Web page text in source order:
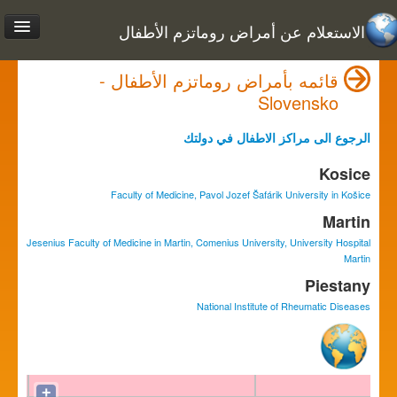
الاستعلام عن أمراض روماتزم الأطفال
قائمه بأمراض روماتزم الأطفال -
Slovensko
الرجوع الى مراكز الاطفال في دولتك
Kosice
Faculty of Medicine, Pavol Jozef Šafárik University in Košice
Martin
Jesenius Faculty of Medicine in Martin, Comenius University, University Hospital
Martin
Piestany
National Institute of Rheumatic Diseases
+